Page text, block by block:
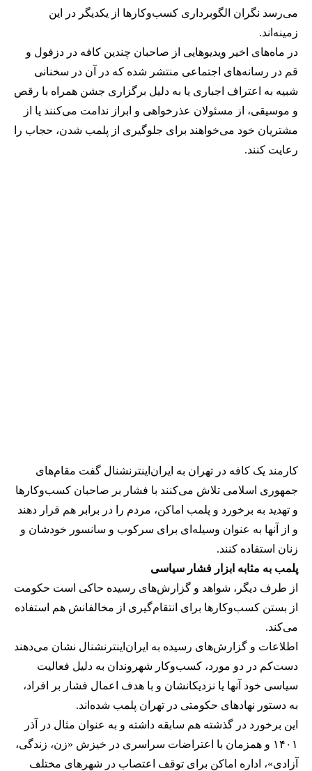
می‌رسد نگران الگوبرداری کسب‌وکارها از یکدیگر در این
زمینه‌اند.
در ماه‌های اخیر ویدیوهایی از صاحبان چندین کافه در دزفول و
قم در رسانه‌های اجتماعی منتشر شده که در آن در سخنانی
شبیه به اعتراف اجباری یا به دلیل برگزاری جشن همراه با رقص
و موسیقی، از مسئولان عذرخواهی و ابراز ندامت می‌کنند یا از
مشتریان خود می‌خواهند برای جلوگیری از پلمب شدن، حجاب را
رعایت کنند.
کارمند یک کافه در تهران به ایران‌اینترنشنال گفت مقام‌های
جمهوری اسلامی تلاش می‌کنند با فشار بر صاحبان کسب‌وکارها
و تهدید به برخورد و پلمب اماکن، مردم را در برابر هم قرار دهند
و از آنها به عنوان وسیله‌ای برای سرکوب و سانسور خودشان و
زنان استفاده کنند.
پلمب به مثابه ابزار فشار سیاسی
از طرف دیگر، شواهد و گزارش‌های رسیده حاکی است حکومت
از بستن کسب‌وکارها برای انتقام‌گیری از مخالفانش هم استفاده
می‌کند.
اطلاعات و گزارش‌های رسیده به ایران‌اینترنشنال نشان می‌دهند
دست‌کم در دو مورد، کسب‌وکار شهروندان به دلیل فعالیت
سیاسی خود آنها یا نزدیکانشان و با هدف اعمال فشار بر افراد،
به دستور نهادهای حکومتی در تهران پلمب شده‌اند.
این برخورد در گذشته هم سابقه داشته و به عنوان مثال در آذر
۱۴۰۱ و همزمان با اعتراضات سراسری در خیزش «زن، زندگی،
آزادی»، اداره اماکن برای توقف اعتصاب در شهرهای مختلف